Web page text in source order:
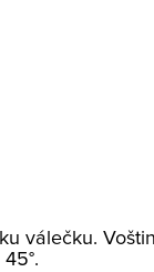
válečku.